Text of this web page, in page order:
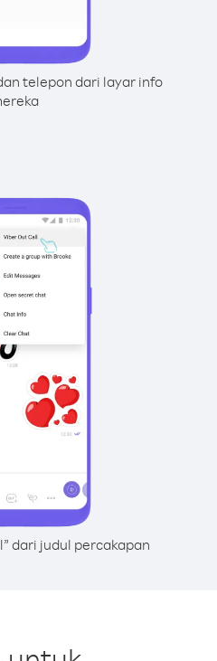
telepon dari layar info
dari judul percakapan